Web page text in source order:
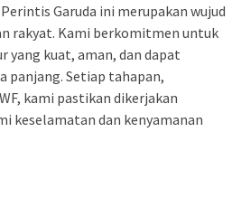
Garuda ini merupakan wujud
rakyat. Kami berkomitmen untuk
kuat, aman, dan dapat
panjang. Setiap tahapan,
kami pastikan dikerjakan
keselamatan dan kenyamanan